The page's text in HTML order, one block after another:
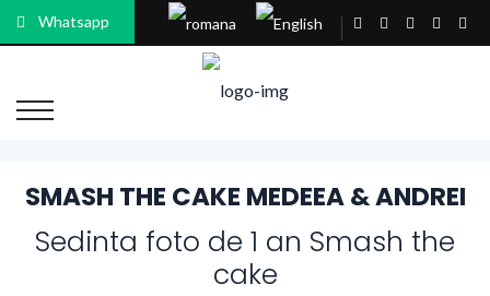
Whatsapp
SMASH THE CAKE MEDEEA & ANDREI
Sedinta foto de 1 an Smash the
cake